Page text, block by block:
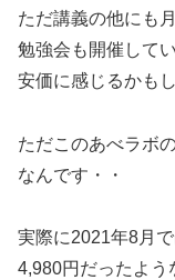
ただ講義の他にも
勉強会も開催して
安価に感じるかも
ただこのあべラボ
なんです・・
実際に2021年8月
4,980円だったよう